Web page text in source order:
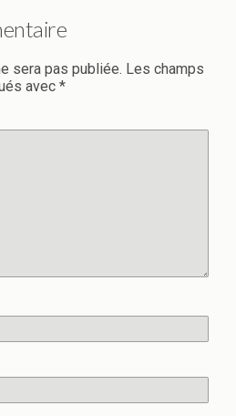
sera pas publiée. Les champs
avec *